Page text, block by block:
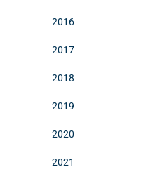
2016
2017
2018
2019
2020
2021